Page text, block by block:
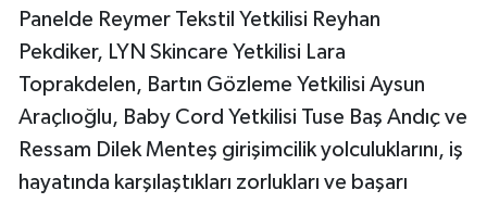
Panelde Reymer Tekstil Yetkilisi Reyhan
Pekdiker, LYN Skincare Yetkilisi Lara
Toprakdelen, Bartın Gözleme Yetkilisi Aysun
Araçlıoğlu, Baby Cord Yetkilisi Tuse Baş Andıç ve
Ressam Dilek Menteş girişimcilik yolculuklarını, iş
hayatında karşılaştıkları zorlukları ve başarı